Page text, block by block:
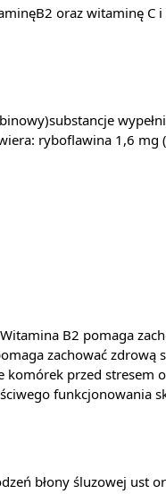
oraz witaminę
ryboflawina 1,6
B2 pomaga
zachować
przed stresem
funkcjonowania
błony śluzowej ust